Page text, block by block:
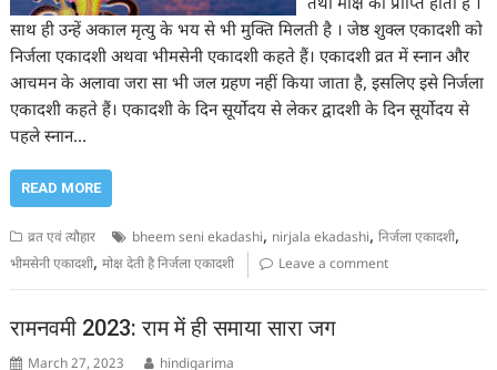
तथा मोक्ष की प्राप्ति होती है ।
साथ ही उन्हें अकाल मृत्यु के भय से भी मुक्ति मिलती है । जेष्ठ शुक्ल एकादशी को
निर्जला एकादशी अथवा भीमसेनी एकादशी कहते हैं। एकादशी व्रत में स्नान और
आचमन के अलावा जरा सा भी जल ग्रहण नहीं किया जाता है, इसलिए इसे निर्जला
एकादशी कहते हैं। एकादशी के दिन सूर्योदय से लेकर द्वादशी के दिन सूर्योदय से
पहले स्नान…
READ MORE
व्रत एवं त्यौहार bheem seni ekadashi, nirjala ekadashi,निर्जला एकादशी,
भीमसेनी एकादशी,मोक्ष देती है निर्जला एकादशी Leave a comment
रामनवमी 2023: राम में ही समाया सारा जग
March 27, 2023 hindigarima